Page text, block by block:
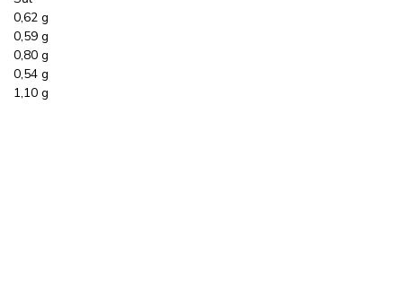
0,62 g
0,59 g
0,80 g
0,54 g
1,10 g